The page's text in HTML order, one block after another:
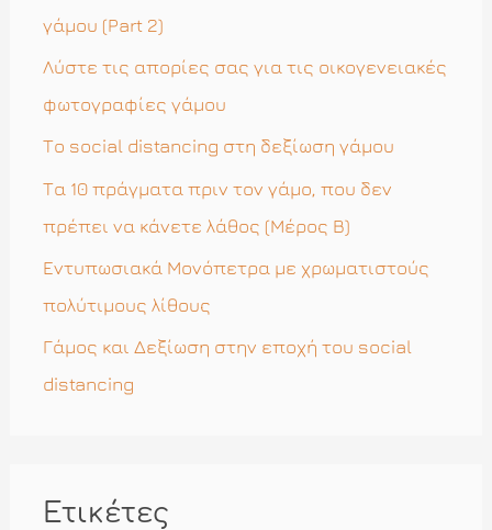
σ
η
γ
γάμου (Part 2)
Λύστε τις απορίες σας για τις οικογενειακές
φωτογραφίες γάμου
Το social distancing στη δεξίωση γάμου
Τα 10 πράγματα πριν τον γάμο, που δεν
πρέπει να κάνετε λάθος (Μέρος Β)
Εντυπωσιακά Μονόπετρα με χρωματιστούς
πολύτιμους λίθους
Γάμος και Δεξίωση στην εποχή του social
distancing
Ετικέτες